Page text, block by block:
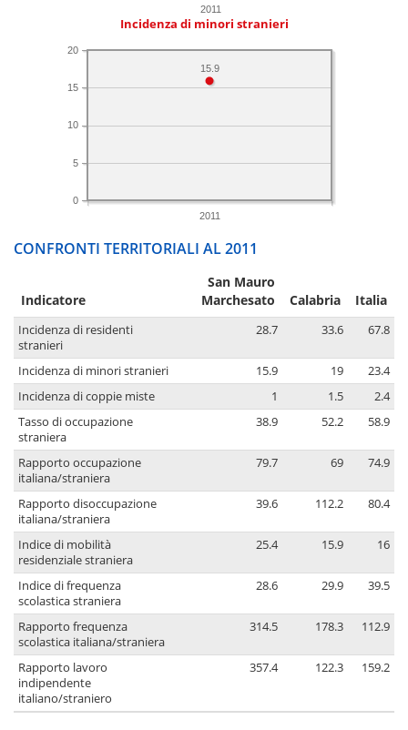
2011
Incidenza di minori stranieri
2011
0
5
10
15
20
15.9
CONFRONTI TERRITORIALI AL 2011
Indicatore
San Mauro
Marchesato
Calabria Italia
Incidenza di residenti
stranieri
28.7 33.6 67.8
Incidenza di minori stranieri 15.9 19
23.4
Incidenza di coppie miste
1 1.5
2.4
Tasso di occupazione
straniera
38.9 52.2 58.9
Rapporto occupazione
italiana/straniera
79.7 69 74.9
Rapporto disoccupazione
italiana/straniera
39.6 112.2 80.4
Indice di mobilità
residenziale straniera
25.4 15.9 16
Indice di frequenza
scolastica straniera
28.6 29.9 39.5
Rapporto frequenza
scolastica italiana/straniera
314.5 178.3 112.9
Rapporto lavoro
indipendente
italiano/straniero
357.4 122.3 159.2